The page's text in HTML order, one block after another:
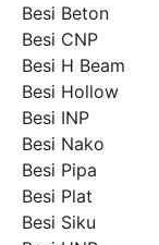
Besi Beton
Besi CNP
Besi H Beam
Besi Hollow
Besi INP
Besi Nako
Besi Pipa
Besi Plat
Besi Siku